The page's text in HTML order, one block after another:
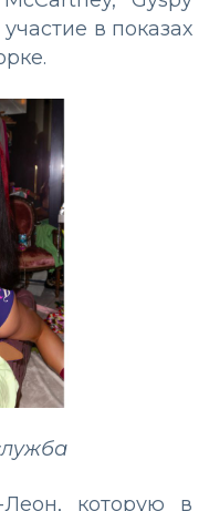
в показах
которую в